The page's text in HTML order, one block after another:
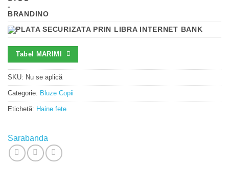
Tabel MARIMI
SKU: Nu se aplică
Categorie: Bluze Copii
Etichetă: Haine fete
Sarabanda